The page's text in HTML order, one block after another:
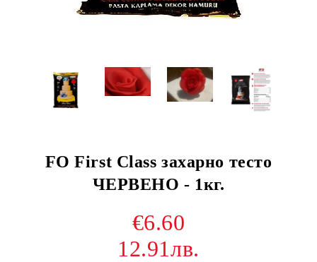
FO First Class захарно тесто
ЧЕРВЕНО - 1кг.
€6.60
12.91лв.